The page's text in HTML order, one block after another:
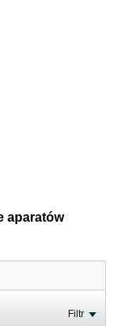
aparatów
Filtr